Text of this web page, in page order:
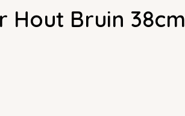
Hout Bruin 38cm